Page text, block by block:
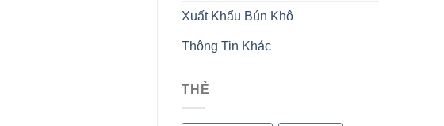
Xuất Khẩu Bún Khô
Thông Tin Khác
THẺ